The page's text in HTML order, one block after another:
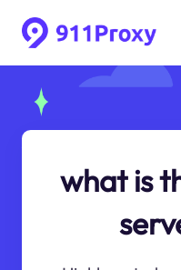
what is